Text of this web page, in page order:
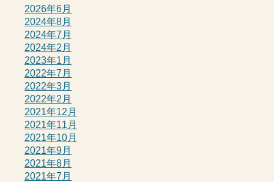
2026年6月
2024年8月
2024年7月
2024年2月
2023年1月
2022年7月
2022年3月
2022年2月
2021年12月
2021年11月
2021年10月
2021年9月
2021年8月
2021年7月